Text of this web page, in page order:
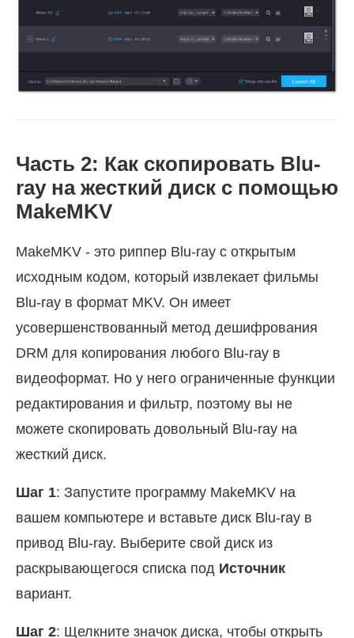
Часть 2: Как скопировать Blu-
ray на жесткий диск с помощью
MakeMKV
MakeMKV - это риппер Blu-ray с открытым
исходным кодом, который извлекает фильмы
Blu-ray в формат MKV. Он имеет
усовершенствованный метод дешифрования
DRM для копирования любого Blu-ray в
видеоформат. Но у него ограниченные функции
редактирования и фильтр, поэтому вы не
можете скопировать довольный Blu-ray на
жесткий диск.
Шаг 1: Запустите программу MakeMKV на
вашем компьютере и вставьте диск Blu-ray в
привод Blu-ray. Выберите свой диск из
раскрывающегося списка под Источник
вариант.
Шаг 2: Щелкните значок диска, чтобы открыть